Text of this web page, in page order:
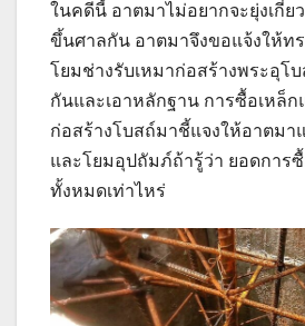
ในคดีนี้ อาตมาไม่อยากจะยุ่งเกี่ย
ขึ้นศาลกัน อาตมาจึงขอแจ้งให้ทร
โยมช่างรับเหมาก่อสร้างพระอุโ
กันและเอาหลักฐาน การซื้อเหล็
ก่อสร้างโบสถ์มาชี้แจงให้อาตม
และโยมอุปถัมภ์ถ้ารู้ว่า ยอดการ
ทั้งหมดเท่าไหร่